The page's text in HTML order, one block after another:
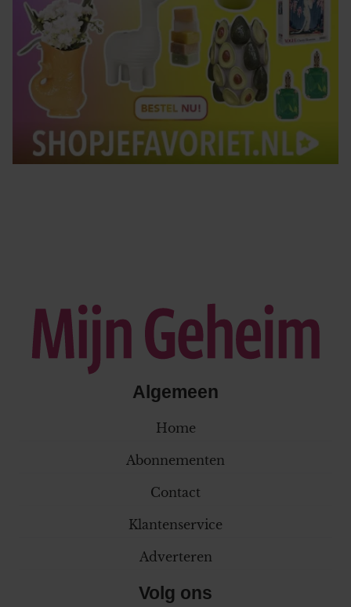
Algemeen
Home
Abonnementen
Contact
Klantenservice
Adverteren
Volg ons